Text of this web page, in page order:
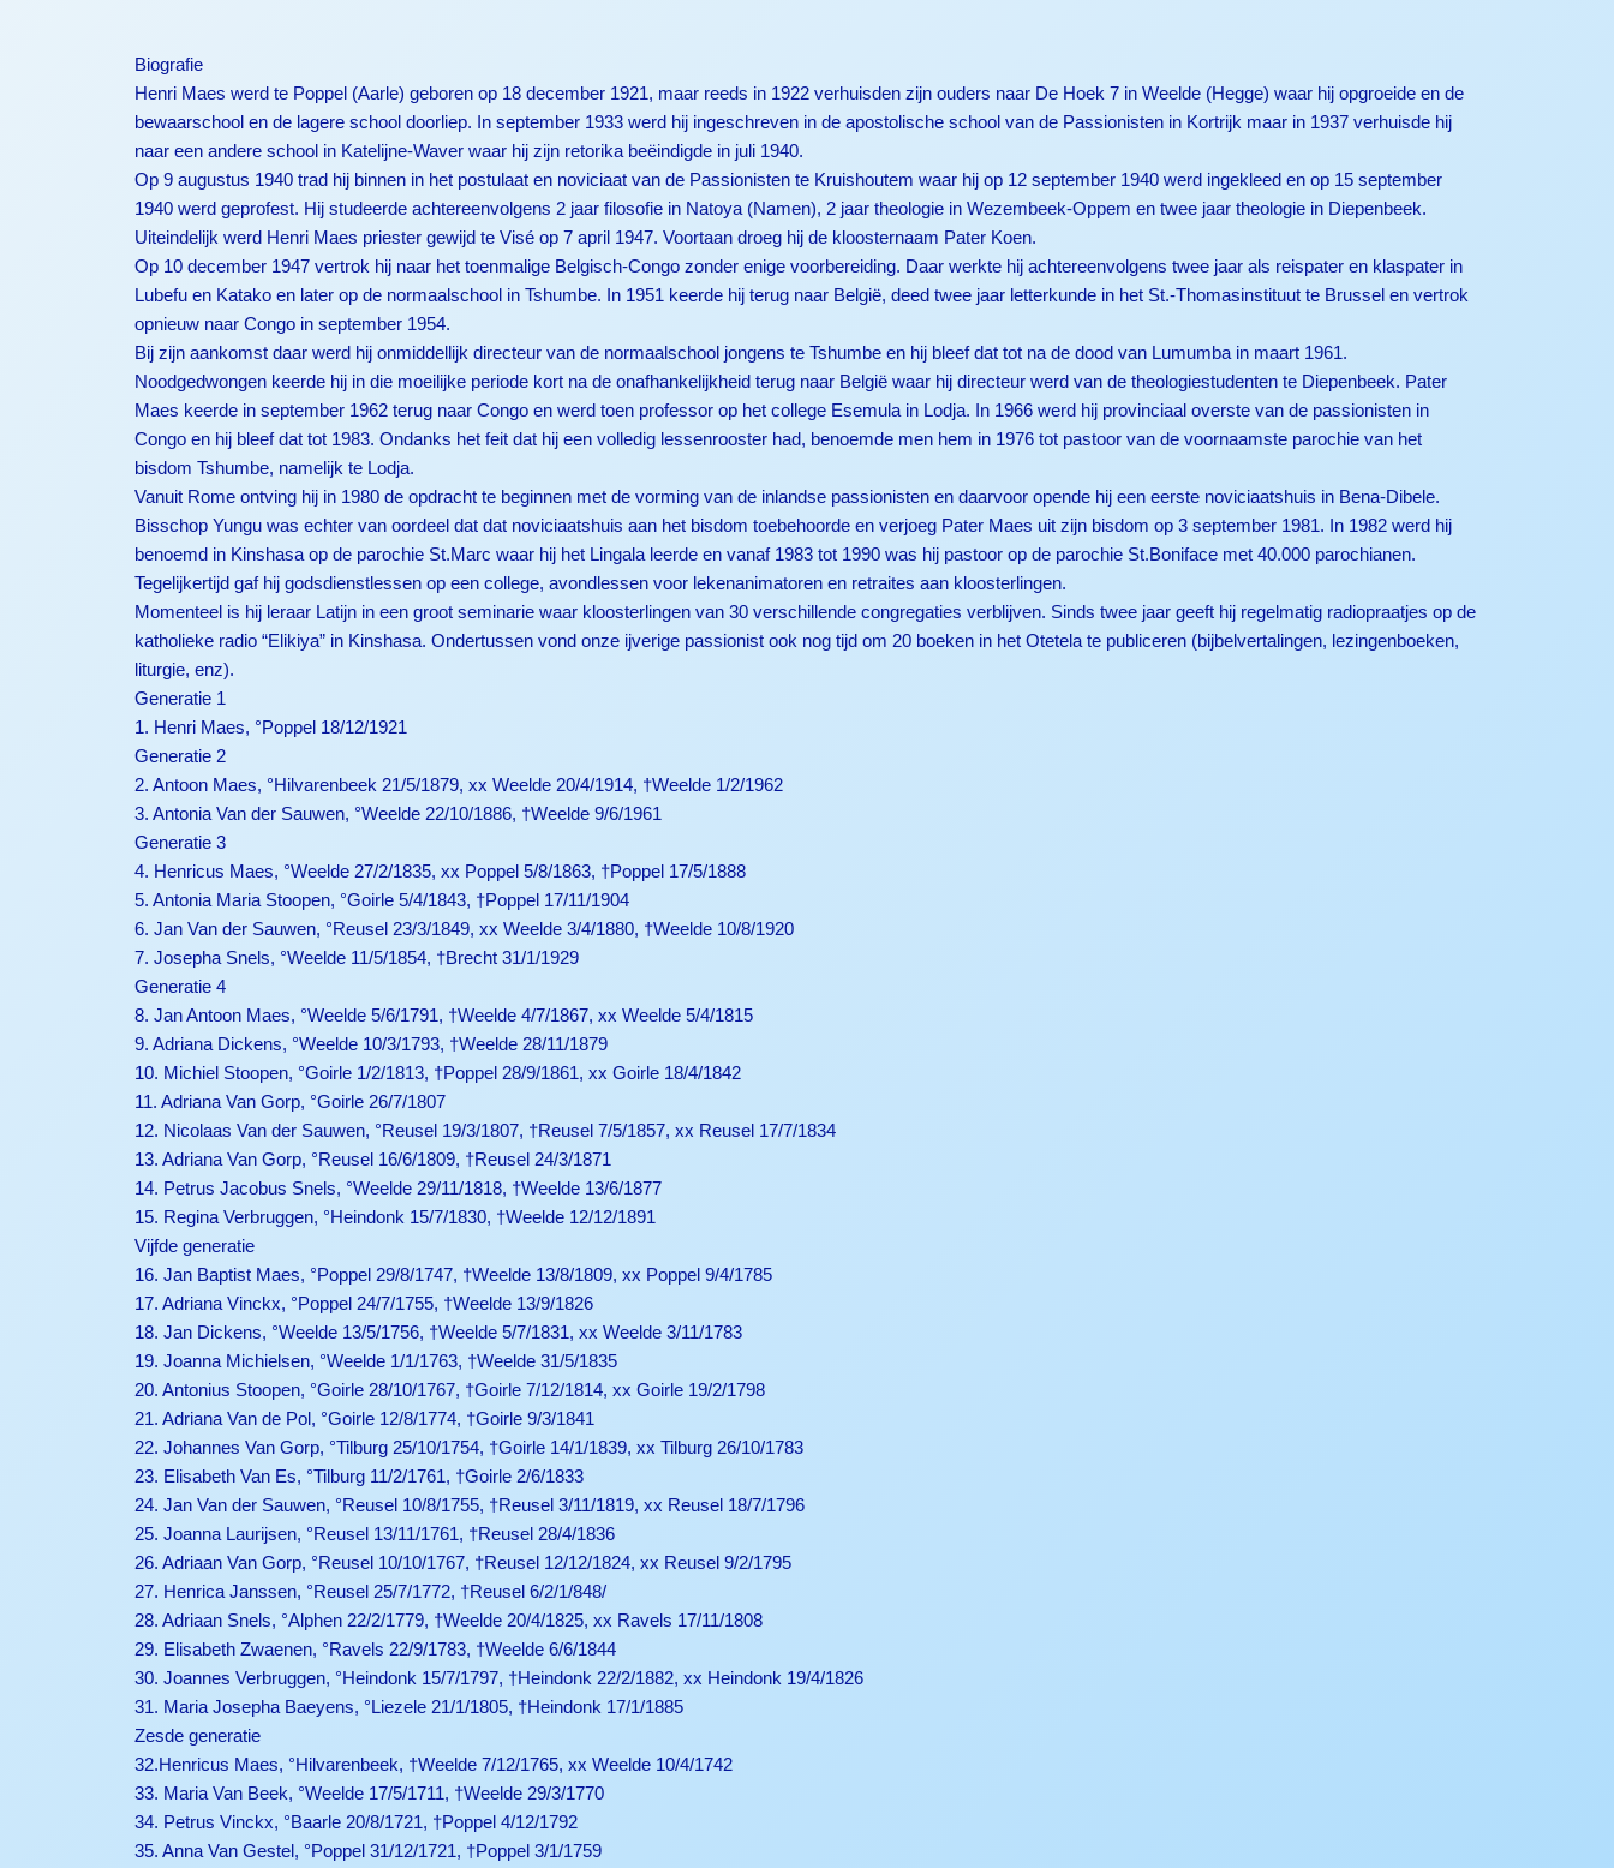
Biografie
Henri Maes werd te Poppel (Aarle) geboren op 18 december 1921, maar reeds in 1922 verhuisden zijn ouders naar De Hoek 7 in Weelde (Hegge) waar hij opgroeide en de
bewaarschool en de lagere school doorliep. In september 1933 werd hij ingeschreven in de apostolische school van de Passionisten in Kortrijk maar in 1937 verhuisde hij
naar een andere school in Katelijne-Waver waar hij zijn retorika beëindigde in juli 1940.
Op 9 augustus 1940 trad hij binnen in het postulaat en noviciaat van de Passionisten te Kruishoutem waar hij op 12 september 1940 werd ingekleed en op 15 september
1940 werd geprofest. Hij studeerde achtereenvolgens 2 jaar filosofie in Natoya (Namen), 2 jaar theologie in Wezembeek-Oppem en twee jaar theologie in Diepenbeek.
Uiteindelijk werd Henri Maes priester gewijd te Visé op 7 april 1947. Voortaan droeg hij de kloosternaam Pater Koen.
Op 10 december 1947 vertrok hij naar het toenmalige Belgisch-Congo zonder enige voorbereiding. Daar werkte hij achtereenvolgens twee jaar als reispater en klaspater in
Lubefu en Katako en later op de normaalschool in Tshumbe. In 1951 keerde hij terug naar België, deed twee jaar letterkunde in het St.-Thomasinstituut te Brussel en vertrok
opnieuw naar Congo in september 1954.
Bij zijn aankomst daar werd hij onmiddellijk directeur van de normaalschool jongens te Tshumbe en hij bleef dat tot na de dood van Lumumba in maart 1961.
Noodgedwongen keerde hij in die moeilijke periode kort na de onafhankelijkheid terug naar België waar hij directeur werd van de theologiestudenten te Diepenbeek. Pater
Maes keerde in september 1962 terug naar Congo en werd toen professor op het college Esemula in Lodja. In 1966 werd hij provinciaal overste van de passionisten in
Congo en hij bleef dat tot 1983. Ondanks het feit dat hij een volledig lessenrooster had, benoemde men hem in 1976 tot pastoor van de voornaamste parochie van het
bisdom Tshumbe, namelijk te Lodja.
Vanuit Rome ontving hij in 1980 de opdracht te beginnen met de vorming van de inlandse passionisten en daarvoor opende hij een eerste noviciaatshuis in Bena-Dibele.
Bisschop Yungu was echter van oordeel dat dat noviciaatshuis aan het bisdom toebehoorde en verjoeg Pater Maes uit zijn bisdom op 3 september 1981. In 1982 werd hij
benoemd in Kinshasa op de parochie St.Marc waar hij het Lingala leerde en vanaf 1983 tot 1990 was hij pastoor op de parochie St.Boniface met 40.000 parochianen.
Tegelijkertijd gaf hij godsdienstlessen op een college, avondlessen voor lekenanimatoren en retraites aan kloosterlingen.
Momenteel is hij leraar Latijn in een groot seminarie waar kloosterlingen van 30 verschillende congregaties verblijven. Sinds twee jaar geeft hij regelmatig radiopraatjes op de
katholieke radio “Elikiya” in Kinshasa. Ondertussen vond onze ijverige passionist ook nog tijd om 20 boeken in het Otetela te publiceren (bijbelvertalingen, lezingenboeken,
liturgie, enz).
Generatie 1
1. Henri Maes, °Poppel 18/12/1921
Generatie 2
2. Antoon Maes, °Hilvarenbeek 21/5/1879, xx Weelde 20/4/1914, †Weelde 1/2/1962
3. Antonia Van der Sauwen, °Weelde 22/10/1886, †Weelde 9/6/1961
Generatie 3
4. Henricus Maes, °Weelde 27/2/1835, xx Poppel 5/8/1863, †Poppel 17/5/1888
5. Antonia Maria Stoopen, °Goirle 5/4/1843, †Poppel 17/11/1904
6. Jan Van der Sauwen, °Reusel 23/3/1849, xx Weelde 3/4/1880, †Weelde 10/8/1920
7. Josepha Snels, °Weelde 11/5/1854, †Brecht 31/1/1929
Generatie 4
8. Jan Antoon Maes, °Weelde 5/6/1791, †Weelde 4/7/1867, xx Weelde 5/4/1815
9. Adriana Dickens, °Weelde 10/3/1793, †Weelde 28/11/1879
10. Michiel Stoopen, °Goirle 1/2/1813, †Poppel 28/9/1861, xx Goirle 18/4/1842
11. Adriana Van Gorp, °Goirle 26/7/1807
12. Nicolaas Van der Sauwen, °Reusel 19/3/1807, †Reusel 7/5/1857, xx Reusel 17/7/1834
13. Adriana Van Gorp, °Reusel 16/6/1809, †Reusel 24/3/1871
14. Petrus Jacobus Snels, °Weelde 29/11/1818, †Weelde 13/6/1877
15. Regina Verbruggen, °Heindonk 15/7/1830, †Weelde 12/12/1891
Vijfde generatie
16. Jan Baptist Maes, °Poppel 29/8/1747, †Weelde 13/8/1809, xx Poppel 9/4/1785
17. Adriana Vinckx, °Poppel 24/7/1755, †Weelde 13/9/1826
18. Jan Dickens, °Weelde 13/5/1756, †Weelde 5/7/1831, xx Weelde 3/11/1783
19. Joanna Michielsen, °Weelde 1/1/1763, †Weelde 31/5/1835
20. Antonius Stoopen, °Goirle 28/10/1767, †Goirle 7/12/1814, xx Goirle 19/2/1798
21. Adriana Van de Pol, °Goirle 12/8/1774, †Goirle 9/3/1841
22. Johannes Van Gorp, °Tilburg 25/10/1754, †Goirle 14/1/1839, xx Tilburg 26/10/1783
23. Elisabeth Van Es, °Tilburg 11/2/1761, †Goirle 2/6/1833
24. Jan Van der Sauwen, °Reusel 10/8/1755, †Reusel 3/11/1819, xx Reusel 18/7/1796
25. Joanna Laurijsen, °Reusel 13/11/1761, †Reusel 28/4/1836
26. Adriaan Van Gorp, °Reusel 10/10/1767, †Reusel 12/12/1824, xx Reusel 9/2/1795
27. Henrica Janssen, °Reusel 25/7/1772, †Reusel 6/2/1/848/
28. Adriaan Snels, °Alphen 22/2/1779, †Weelde 20/4/1825, xx Ravels 17/11/1808
29. Elisabeth Zwaenen, °Ravels 22/9/1783, †Weelde 6/6/1844
30. Joannes Verbruggen, °Heindonk 15/7/1797, †Heindonk 22/2/1882, xx Heindonk 19/4/1826
31. Maria Josepha Baeyens, °Liezele 21/1/1805, †Heindonk 17/1/1885
Zesde generatie
32.Henricus Maes, °Hilvarenbeek, †Weelde 7/12/1765, xx Weelde 10/4/1742
33. Maria Van Beek, °Weelde 17/5/1711, †Weelde 29/3/1770
34. Petrus Vinckx, °Baarle 20/8/1721, †Poppel 4/12/1792
35. Anna Van Gestel, °Poppel 31/12/1721, †Poppel 3/1/1759